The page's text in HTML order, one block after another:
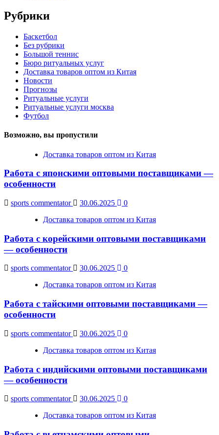
Рубрики
Баскетбол
Без рубрики
Большой теннис
Бюро ритуальных услуг
Доставка товаров оптом из Китая
Новости
Прогнозы
Ритуальные услуги
Ритуальные услуги москва
Футбол
Возможно, вы пропустили
Доставка товаров оптом из Китая
Работа с японскими оптовыми поставщиками —
особенности
sports commentator 30.06.2025
0
Доставка товаров оптом из Китая
Работа с корейскими оптовыми поставщиками
— особенности
sports commentator 30.06.2025
0
Доставка товаров оптом из Китая
Работа с тайскими оптовыми поставщиками —
особенности
sports commentator 30.06.2025
0
Доставка товаров оптом из Китая
Работа с индийскими оптовыми поставщиками
— особенности
sports commentator 30.06.2025
0
Доставка товаров оптом из Китая